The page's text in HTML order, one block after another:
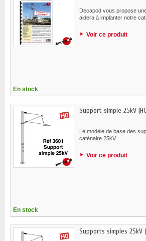
Decapod vous propose
aidera à implanter notre
Voir ce produit
En stock
Support simple 25kV
Le modèle de base des
caténaire 25kV
Voir ce produit
En stock
Supports simples 25kV